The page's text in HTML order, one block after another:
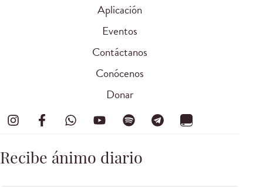
Aplicación
Eventos
Contáctanos
Conócenos
Donar
Recibe ánimo diario